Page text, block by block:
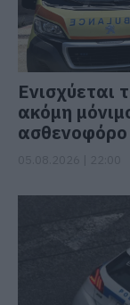
Ενισχύεται
ακόμη